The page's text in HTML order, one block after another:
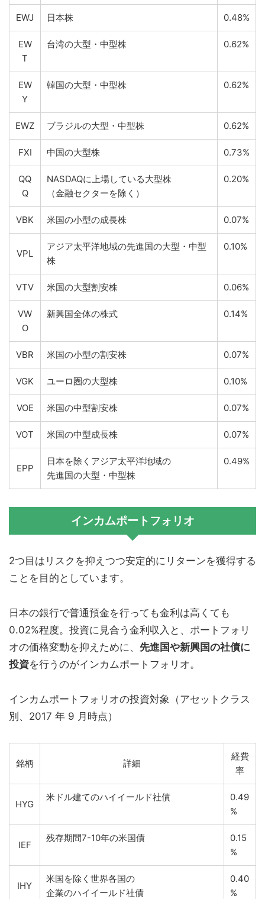
EWJ 日本株 0.48%
EW
T
台湾の大型・中型株 0.62%
EW
Y
韓国の大型・中型株 0.62%
EWZ ブラジルの大型・中型株 0.62%
FXI 中国の大型株 0.73%
QQ
Q
NASDAQに上場している大型株
（金融セクターを除く）
0.20%
VBK 米国の小型の成長株 0.07%
VPL
アジア太平洋地域の先進国の大型・中型
株
0.10%
VTV 米国の大型割安株 0.06%
VW
O
新興国全体の株式 0.14%
VBR 米国の小型の割安株 0.07%
VGK ユーロ圏の大型株 0.10%
VOE 米国の中型割安株 0.07%
VOT 米国の中型成長株 0.07%
EPP
日本を除くアジア太平洋地域の
先進国の大型・中型株
0.49%
インカムポートフォリオ
2つ目はリスクを抑えつつ安定的にリターンを獲得する
ことを目的としています。
日本の銀行で普通預金を行っても金利は高くても
0.02%程度。投資に見合う金利収入と、ポートフォリ
オの価格変動を抑えために、 先進国や新興国の社債に
投資を行うのがインカムポートフォリオ。
インカムポートフォリオの投資対象（アセットクラス
別、2017 年 9 ⽉時点）
銘柄 詳細
経費
率
HYG
米ドル建てのハイイールド社債
0.49
%
IEF
残存期間7-10年の米国債
0.15
%
IHY
米国を除く世界各国の
企業のハイイールド社債
0.40
%